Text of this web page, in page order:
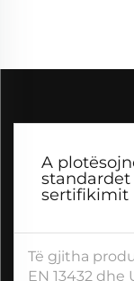
A
sertifikimit
Të gjitha
EN 13432 dhe